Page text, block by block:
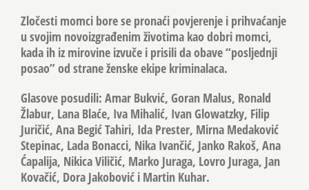
Zločesti momci bore se pronaći povjerenje i prihvaćanje
u svojim novoizgrađenim životima kao dobri momci,
kada ih iz mirovine izvuče i prisili da obave “posljednji
posao” od strane ženske ekipe kriminalaca.
Glasove posudili: Amar Bukvić, Goran Malus, Ronald
Žlabur, Lana Blaće, Iva Mihalić, Ivan Glowatzky, Filip
Juričić, Ana Begić Tahiri, Ida Prester, Mirna Medaković
Stepinac, Lada Bonacci, Nika Ivančić, Janko Rakoš, Ana
Ćapalija, Nikica Viličić, Marko Juraga, Lovro Juraga, Jan
Kovačić, Dora Jakobović i Martin Kuhar.